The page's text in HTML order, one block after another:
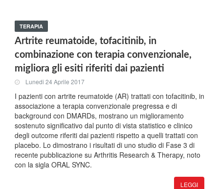
TERAPIA
Artrite reumatoide, tofacitinib, in
combinazione con terapia convenzionale,
migliora gli esiti riferiti dai pazienti
Lunedi 24 Aprile 2017
I pazienti con artrite reumatoide (AR) trattati con tofacitinib, in
associazione a terapia convenzionale pregressa e di
background con DMARDs, mostrano un miglioramento
sostenuto significativo dal punto di vista statistico e clinico
degli outcome riferiti dai pazienti rispetto a quelli trattati con
placebo. Lo dimostrano i risultati di uno studio di Fase 3 di
recente pubblicazione su Arthritis Research & Therapy, noto
con la sigla ORAL SYNC.
LEGGI